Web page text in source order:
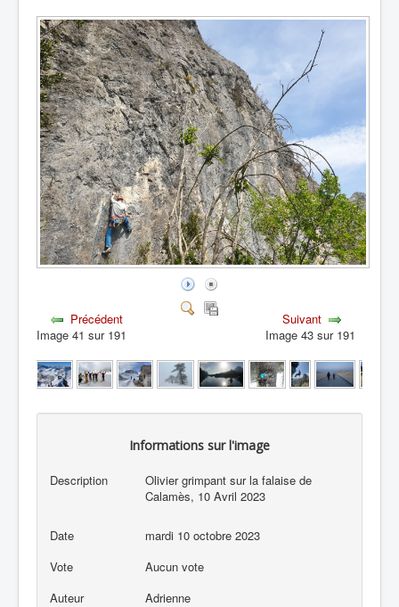
Précédent
Image 41 sur 191
Suivant
Image 43 sur 191
Informations sur l'image
Description
Olivier grimpant sur la falaise de
Calamès, 10 Avril 2023
Date
mardi 10 octobre 2023
Vote
Aucun vote
Auteur
Adrienne